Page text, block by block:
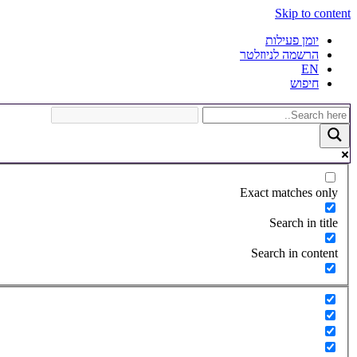
Skip to content
יומן פעילות
הרשמה לניוזלטר
EN
חיפוש
Exact matches only
Search in title
Search in content